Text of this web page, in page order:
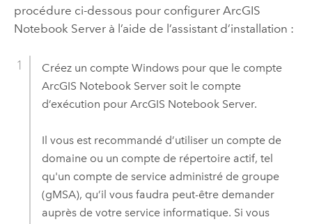
procédure ci-dessous pour configurer ArcGIS
Notebook Serverà l’aide de l’assistant d’installation :
Créez un compte Windowspour que le compte
ArcGIS Notebook Serversoit le compte
d’exécution pour ArcGIS Notebook Server.
Il vous est recommandé d’utiliser un compte de
domaine ou un compte de répertoire actif, tel
qu'un compte de service administré de groupe
(gMSA), qu’il vous faudra peut-être demander
auprès de votre service informatique. Si vous